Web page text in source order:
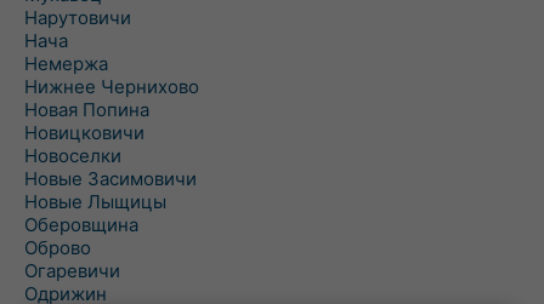
Нарутовичи
Нача
Немержа
Нижнее Чернихово
Новая Попина
Новицковичи
Новоселки
Новые Засимовичи
Новые Лыщицы
Оберовщина
Оброво
Огаревичи
Одрижин